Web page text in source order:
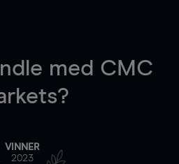
med CMC
VINNER
2023